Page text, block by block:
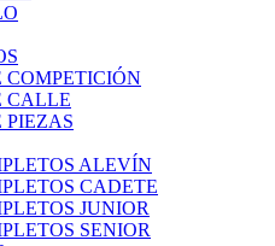
COMPETICIÓN
CALLE
PIEZAS
ALEVÍN
CADETE
JUNIOR
SENIOR